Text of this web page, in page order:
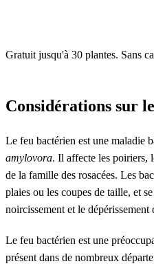
Gratuit jusqu'à 30 plantes. Sans
Considérations sur
Le feu bactérien est une maladie
amylovora. Il affecte les poiriers,
de la famille des rosacées. Les
plaies ou les coupes de taille, et
noircissement et le dépérissement
Le feu bactérien est une
présent dans de nombreux